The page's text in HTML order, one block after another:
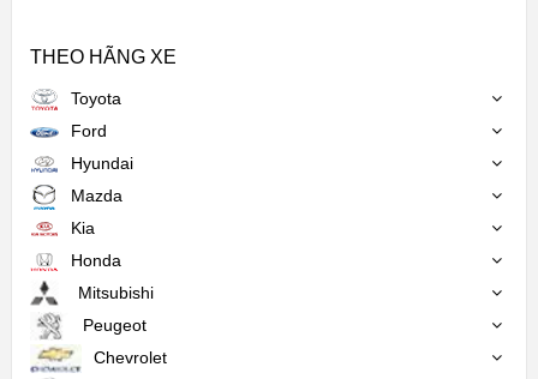
THEO HÃNG XE
Toyota
Ford
Hyundai
Mazda
Kia
Honda
Mitsubishi
Peugeot
Chevrolet